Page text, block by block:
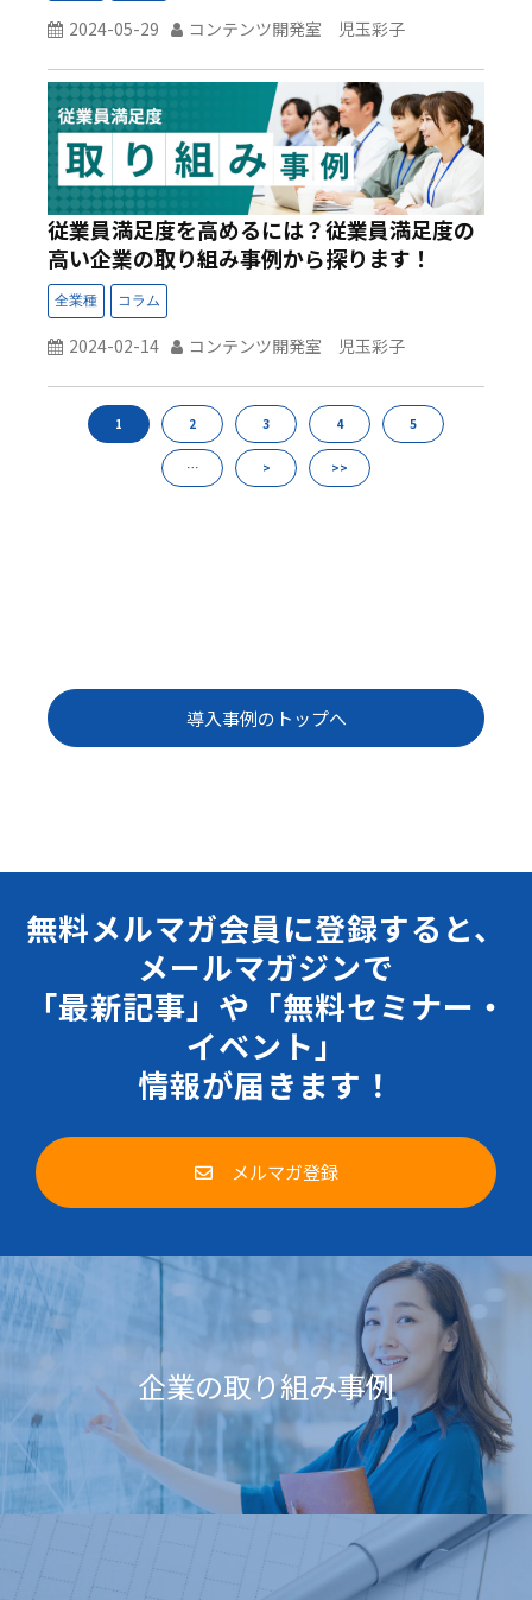
2024-05-29 コンテンツ開発室 児玉彩子
従業員満足度を高めるには？従業員満足度の
高い企業の取り組み事例から探ります！
2024-02-14 コンテンツ開発室 児玉彩子
1 2 3 4 5
… > >>
導入事例のトップへ
無料メルマガ会員に登録すると、
メールマガジンで
「最新記事」や「無料セミナー・
イベント」
情報が届きます！
メルマガ登録
企業の取り組み事例